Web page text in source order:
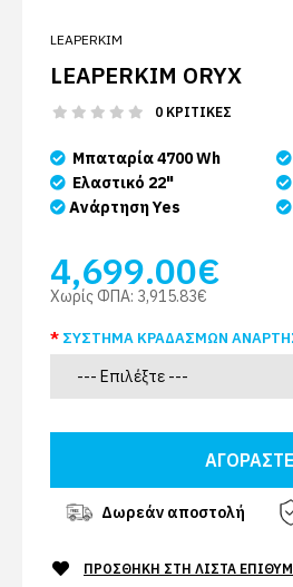
LEAPERKIM
LEAPERKIM ORYX
0 ΚΡΙΤΙΚΈΣ
Μπαταρία 4700 Wh
Ελαστικό 22"
Ανάρτηση Yes
4,699.00€
Χωρίς ΦΠΑ: 3,915.83€
ΣΎΣΤΗΜΑ ΚΡΑΔΑΣΜΏΝ
Δωρεάν αποστολή
ΠΡΟΣΘΉΚΗ ΣΤΗ ΛΊΣΤΑ